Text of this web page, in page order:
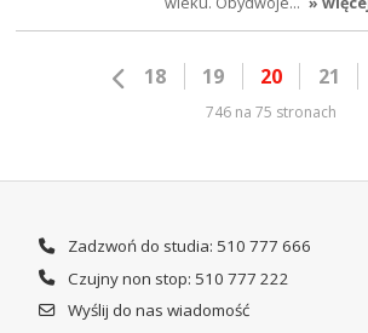
18 19 20 21
746 na 75 stronach
Zadzwoń do studia: 510 777 666
Czujny non stop: 510 777 222
Wyślij do nas wiadomość